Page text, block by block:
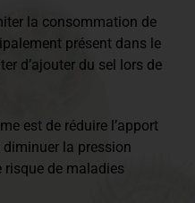
la consommation de
présent dans le
d’ajouter du sel lors de
est de réduire l’apport
la pression
risque de maladies